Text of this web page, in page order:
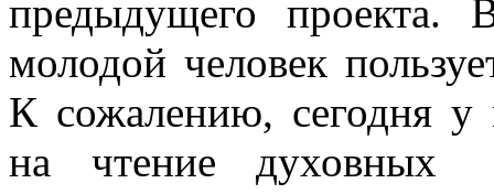
предыдущего
молодой человек
К сожалению, сегодня у
на чтение духовных